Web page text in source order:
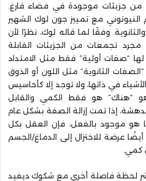
من جزيئات موجودة في فضاء فارغ.
النيوتوني مع تمييز جون لوك الشهير
وفقًا لما قاله لوك، نظرًا لأن
مجرد تجمعات من الجزيئات القابلة
“صفات أولية” فقط مثل الامتداد
الثانوية” مثل اللون أو الذوق
في ذاتها، ولا توجد إلا كأحاسيس
“هناك” هو فقط الكمي والقابل
إذا تمت إزالة الصفة بشكل عام
هو موجود بالفعل، فإن العقل بكل
أيضًا عرضة للاختزال إلى الدماغ/الجسم
كمي.
لحظة فاصلة أخرى مع شكوك ديفيد